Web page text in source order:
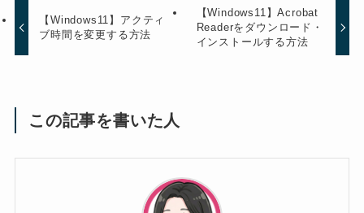
【Windows11】アクティ
ブ時間を変更する方法
【Windows11】Acrobat
Readerをダウンロード・
インストールする方法
この記事を書いた人